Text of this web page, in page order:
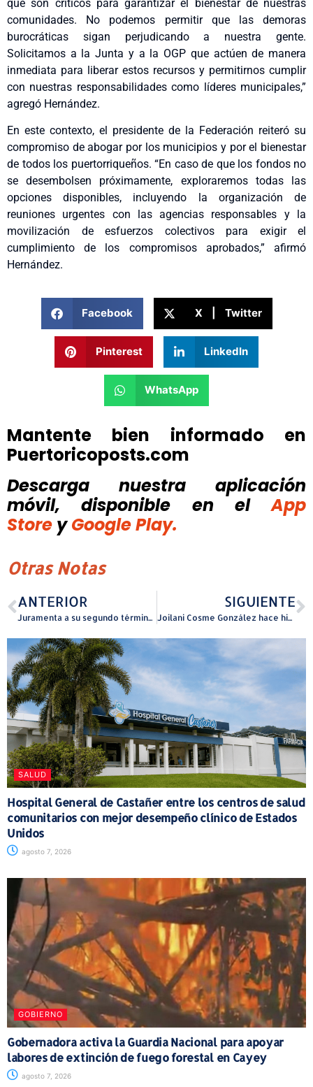
que son críticos para garantizar el bienestar de nuestras
comunidades. No podemos permitir que las demoras
burocráticas sigan perjudicando a nuestra gente.
Solicitamos a la Junta y a la OGP que actúen de manera
inmediata para liberar estos recursos y permitirnos cumplir
con nuestras responsabilidades como líderes municipales,”
agregó Hernández.
En este contexto, el presidente de la Federación reiteró su
compromiso de abogar por los municipios y por el bienestar
de todos los puertorriqueños. “En caso de que los fondos no
se desembolsen próximamente, exploraremos todas las
opciones disponibles, incluyendo la organización de
reuniones urgentes con las agencias responsables y la
movilización de esfuerzos colectivos para exigir el
cumplimiento de los compromisos aprobados,” afirmó
Hernández.
Facebook X | Twitter
Pinterest LinkedIn
WhatsApp
Mantente bien informado en
Puertoricoposts.com
Descarga nuestra aplicación
móvil, disponible
en el
App
Store y Google Play.
Otras Notas
ANTERIOR
Juramenta a su segundo término alcalde de San Lorenzo
SIGUIENTE
Joilani Cosme González hace historia como la legisladora electa más joven de Las Piedras
SALUD
Hospital General de Castañer entre los centros de salud
comunitarios con mejor desempeño clínico de Estados
Unidos
agosto 7, 2026
GOBIERNO
Gobernadora activa la Guardia Nacional para apoyar
labores de extinción de fuego forestal en Cayey
agosto 7, 2026